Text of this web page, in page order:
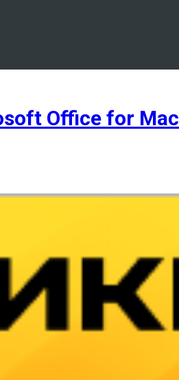
Office for Mac